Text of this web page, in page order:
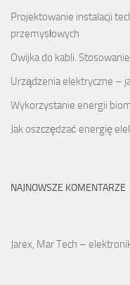
Projektowanie instalacji
przemysłowych
Owijka do kabli.
Urządzenia elektryczne –
Wykorzystanie energii
Jak oszczędzać energię
NAJNOWSZE KOMENTARZE
Jarex, Mar Tech –